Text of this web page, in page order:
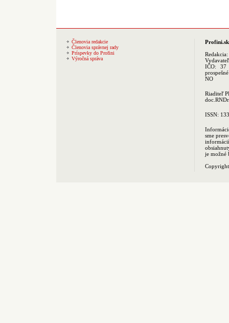
Členovia redakcie
Členovia správnej rady
Príspevky do Profini
Výročná správa
Profini.sk
Redakcia:
IČO: 37
NO
Riaditeľ
ISSN:
sme
je možné